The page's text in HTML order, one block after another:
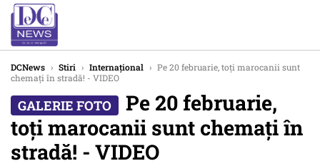
DCNews › Stiri › Internațional › Pe 20 februarie, toți marocanii sunt
chemaţi în stradă! - VIDEO
Pe 20 februarie,
toți marocanii sunt chemaţi în
stradă! - VIDEO